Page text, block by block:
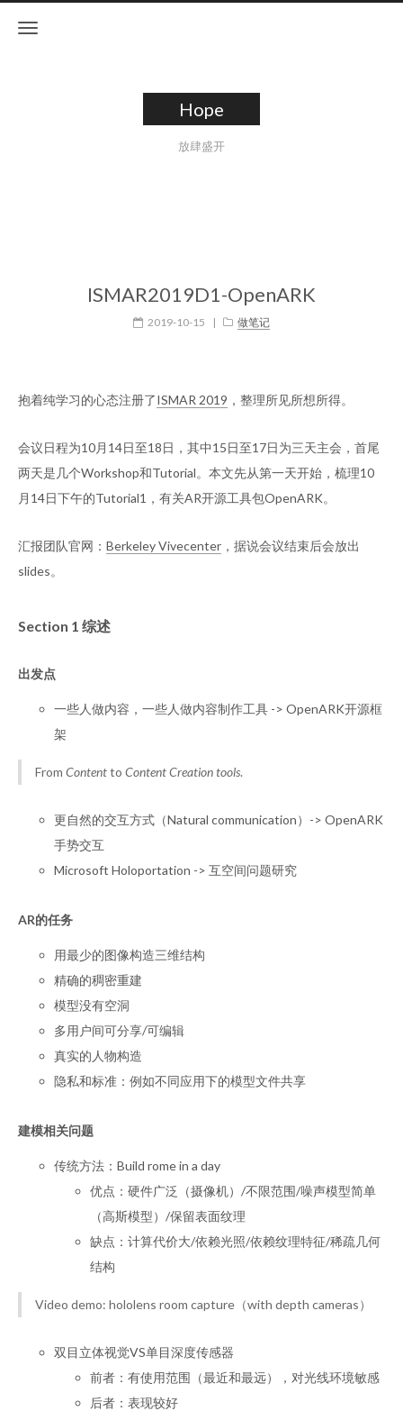
Hope
放肆盛开
ISMAR2019D1-OpenARK
2019-10-15 | 做笔记
抱着纯学习的心态注册了ISMAR 2019 ，整理所见所想所得。
会议日程为10月14日至18日，其中15日至17日为三天主会，首尾
两天是几个Workshop和Tutorial。本文先从第一天开始，梳理10
月14日下午的Tutorial1，有关AR开源工具包OpenARK。
汇报团队官网： Berkeley Vivecenter ，据说会议结束后会放出
slides。
Section 1 综述
出发点
一些人做内容，一些人做内容制作工具 -> OpenARK开源框
架
From Contentto Content Creation tools.
更自然的交互方式（Natural communication）-> OpenARK
手势交互
Microsoft Holoportation -> 互空间问题研究
AR的任务
用最少的图像构造三维结构
精确的稠密重建
模型没有空洞
多用户间可分享/可编辑
真实的人物构造
隐私和标准：例如不同应用下的模型文件共享
建模相关问题
传统方法：Build rome in a day
优点：硬件广泛（摄像机）/不限范围/噪声模型简单
（高斯模型）/保留表面纹理
缺点：计算代价大/依赖光照/依赖纹理特征/稀疏几何
结构
Video demo: hololens room capture（with depth cameras）
双目立体视觉VS单目深度传感器
前者：有使用范围（最近和最远），对光线环境敏感
后者：表现较好